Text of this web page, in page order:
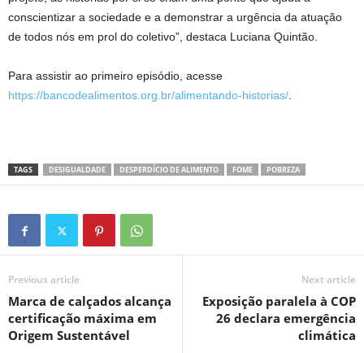
conscientizar a sociedade e a demonstrar a urgência da atuação
de todos nós em prol do coletivo”, destaca Luciana Quintão.
Para assistir ao primeiro episódio, acesse
https://bancodealimentos.org.br/alimentando-historias/.
TAGS DESIGUALDADE DESPERDÍCIO DE ALIMENTO FOME POBREZA
Previous article
Marca de calçados alcança
certificação máxima em
Origem Sustentável
Next article
Exposição paralela à COP
26 declara emergência
climática